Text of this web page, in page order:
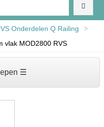
Onderdelen Q Railing
>
vlak MOD2800 RVS
☰